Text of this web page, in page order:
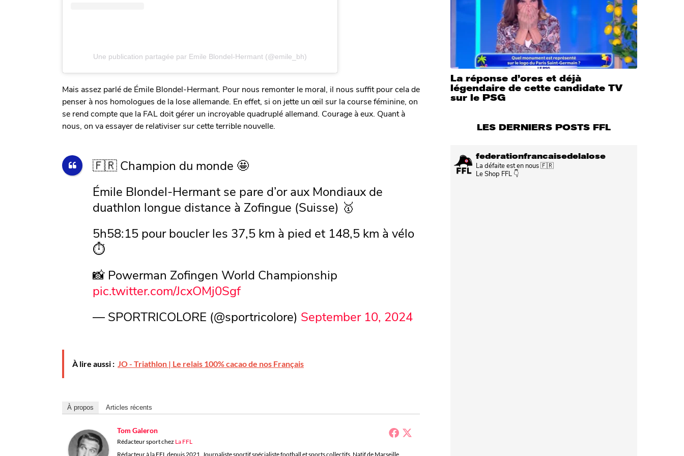
Une publication partagée par Emile Blondel-Hermant (@emile_bh)
Mais assez parlé de Émile Blondel-Hermant. Pour nous remonter le moral, il nous suffit pour cela de
penser à nos homologues de la lose allemande. En effet, si on jette un œil sur la course féminine, on
se rend compte que la FAL doit gérer un incroyable quadruplé allemand. Courage à eux. Quant à
nous, on va essayer de relativiser sur cette terrible nouvelle.
🇫🇷 Champion du monde 🤩
Émile Blondel-Hermant se pare d’or aux Mondiaux de
duathlon longue distance à Zofingue (Suisse) 🥇
5h58:15 pour boucler les 37,5 km à pied et 148,5 km à vélo
⏱️
📸 Powerman Zofingen World Championship
pic.twitter.com/JcxOMj0Sgf
— SPORTRICOLORE (@sportricolore) September 10, 2024
À lire aussi : JO - Triathlon | Le relais 100% cacao de nos Français
À propos Articles récents
Tom Galeron
Rédacteur sportchez La FFL
Rédacteur à la FFL depuis 2021. Journaliste sportif spécialiste football et sports collectifs. Natif de Marseille,
La réponse d’ores et déjà
légendaire de cette candidate TV
sur le PSG
LES DERNIERS POSTS FFL
federationfrancaisedelalose
La défaite est en nous 🇫🇷
Le Shop FFL 👇